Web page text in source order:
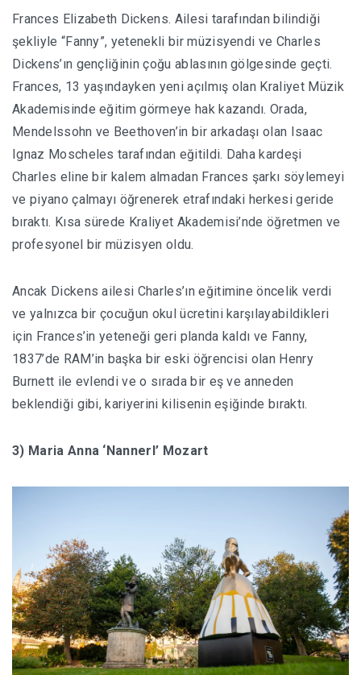
Frances Elizabeth Dickens. Ailesi tarafından bilindiği
şekliyle “Fanny”, yetenekli bir müzisyendi ve Charles
Dickens’ın gençliğinin çoğu ablasının gölgesinde geçti.
Frances, 13 yaşındayken yeni açılmış olan Kraliyet Müzik
Akademisinde eğitim görmeye hak kazandı. Orada,
Mendelssohn ve Beethoven’in bir arkadaşı olan Isaac
Ignaz Moscheles tarafından eğitildi. Daha kardeşi
Charles eline bir kalem almadan Frances şarkı söylemeyi
ve piyano çalmayı öğrenerek etrafındaki herkesi geride
bıraktı. Kısa sürede Kraliyet Akademisi’nde öğretmen ve
profesyonel bir müzisyen oldu.
Ancak Dickens ailesi Charles’ın eğitimine öncelik verdi
ve yalnızca bir çocuğun okul ücretini karşılayabildikleri
için Frances’in yeteneği geri planda kaldı ve Fanny,
1837’de RAM’in başka bir eski öğrencisi olan Henry
Burnett ile evlendi ve o sırada bir eş ve anneden
beklendiği gibi, kariyerini kilisenin eşiğinde bıraktı.
3) Maria Anna ‘Nannerl’ Mozart